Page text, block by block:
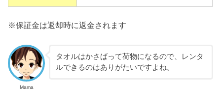
※保証金は返却時に返金されます
Mama
タオルはかさばって荷物になるので、レンタ
ルできるのはありがたいですよね。